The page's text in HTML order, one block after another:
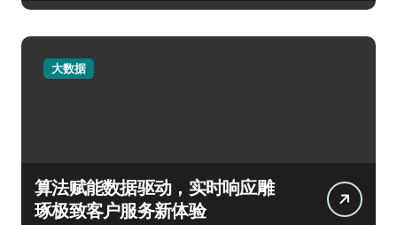
大数据
算法赋能数据驱动，实时响应雕
琢极致客户服务新体验